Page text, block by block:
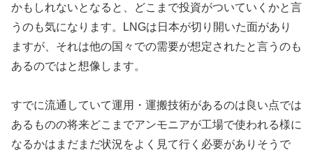
かもしれないとなると、どこまで投資がついていくかと言
うのも気になります。LNGは日本が切り開いた面があり
ますが、それは他の国々での需要が想定されたと言うのも
あるのではと想像します。
すでに流通していて運用・運搬技術があるのは良い点では
あるものの将来どこまでアンモニアが工場で使われる様に
なるかはまだまだ状況をよく見て行く必要がありそうで